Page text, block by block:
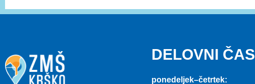
DELOVNI ČAS
ponedeljek–četrtek: